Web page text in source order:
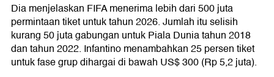
Dia menjelaskan FIFA menerima lebih dari 500 juta
permintaan tiket untuk tahun 2026. Jumlah itu selisih
kurang 50 juta gabungan untuk Piala Dunia tahun 2018
dan tahun 2022. Infantino menambahkan 25 persen tiket
untuk fase grup dihargai di bawah US$ 300 (Rp 5,2 juta).